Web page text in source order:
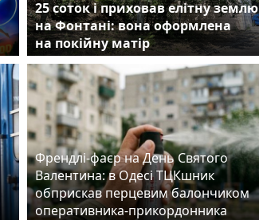
25 соток і приховав елітну землю
на Фонтані: вона оформлена
на покійну матір
Френдлі-фаєр на День Святого
Валентина: в Одесі ТЦКшник
обприскав перцевим балончиком
оперативника-прикордонника